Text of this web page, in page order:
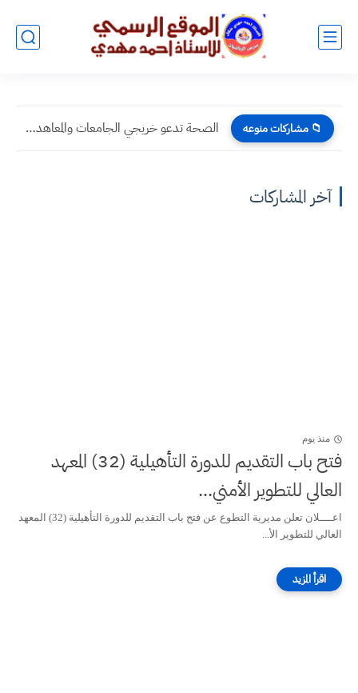
📁 مشاركات منوعه الصحة تدعو خريجي الجامعات والمعاهد الصحية بملىء الاستمارة الالكترونية لغرض...
آخر المشاركات
منذ يوم
فتح باب التقديم للدورة التأهيلية (32) المعهد
العالي للتطوير الأمني...
اعــــلان تعلن مديرية التطوع عن فتح باب التقديم للدورة التأهيلية (32) المعهد
العالي للتطوير الأ...